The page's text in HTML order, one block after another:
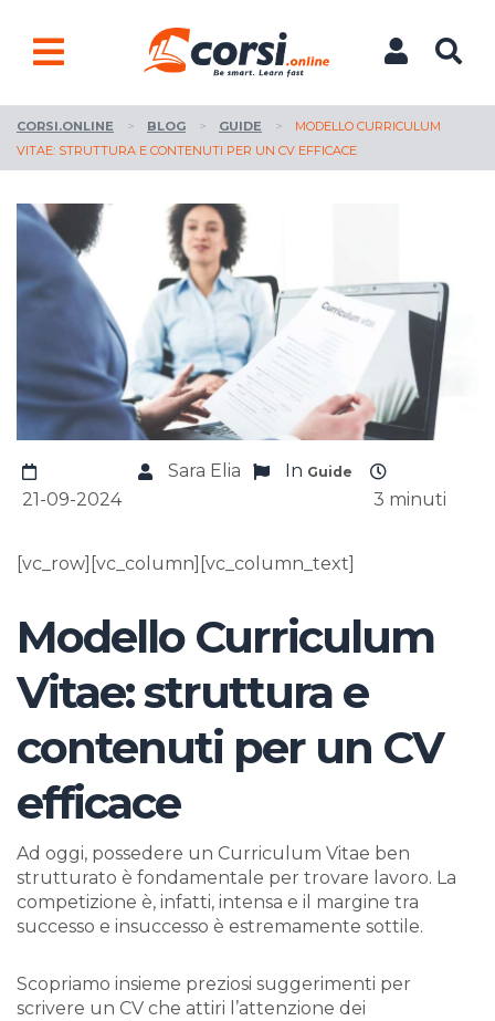
CORSI.ONLINE > BLOG > GUIDE >
MODELLO CURRICULUM
VITAE: STRUTTURA E CONTENUTI PER UN CV EFFICACE
21-09-2024
Sara Elia In Guide
3 minuti
[vc_row][vc_column][vc_column_text]
Modello Curriculum
Vitae: struttura e
contenuti per un CV
efficace
Ad oggi, possedere un Curriculum Vitae ben
strutturato è fondamentale per trovare lavoro. La
competizione è, infatti, intensa e il margine tra
successo e insuccesso è estremamente sottile.
Scopriamo insieme preziosi suggerimenti per
scrivere un CV che attiri l’attenzione dei